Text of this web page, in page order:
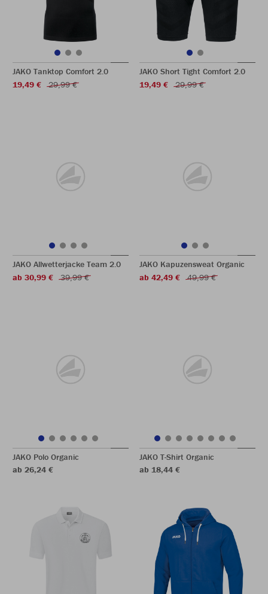
JAKO Tanktop Comfort 2.0
19,49 €
29,99 €
JAKO Short Tight Comfort 2.0
19,49 €
29,99 €
JAKO Allwetterjacke Team 2.0
ab 30,99 €
39,99 €
JAKO Kapuzensweat Organic
ab 42,49 €
49,99 €
JAKO Polo Organic
ab 26,24 €
JAKO T-Shirt Organic
ab 18,44 €